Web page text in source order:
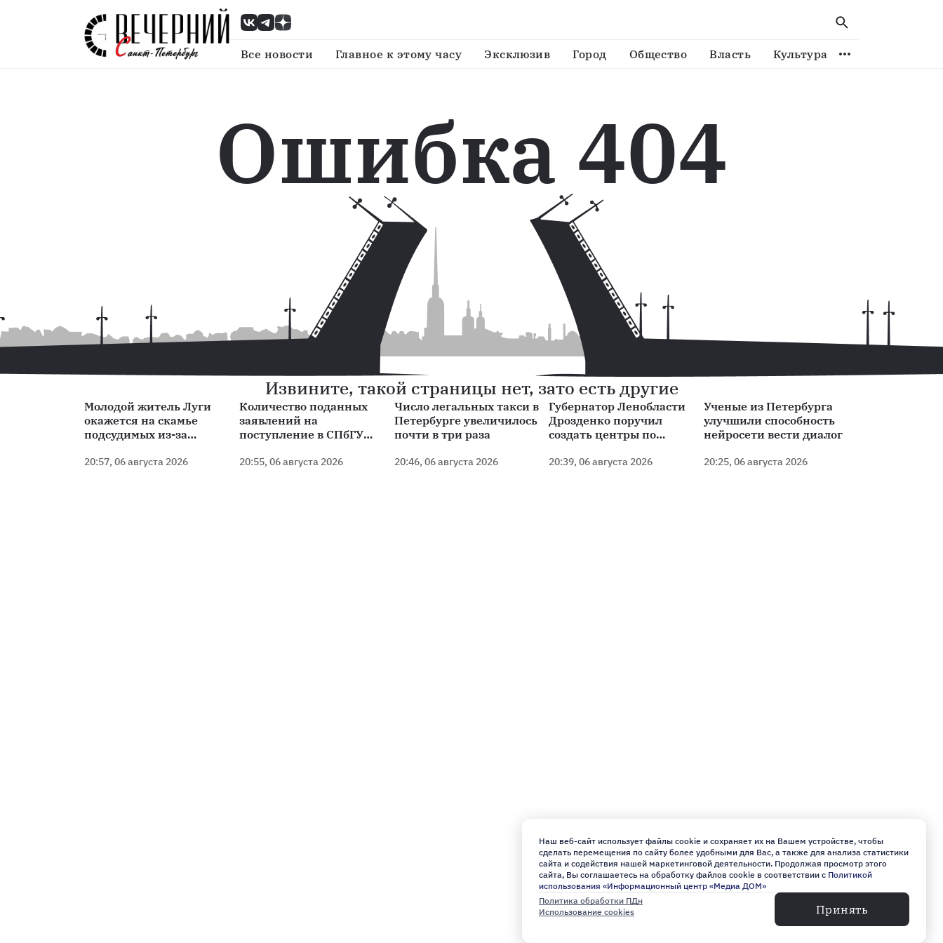
Все новости Главное к этому часу Эксклюзив Город Общество Власть Культура Спорт
Ошибка 404
Извините, такой страницы нет, зато есть другие
Молодой житель Луги
окажется на скамье
подсудимых из-за
карты
20:57, 06 августа 2026
Количество поданных
заявлений на
поступление в СПбГУ
процентов
20:55, 06 августа 2026
Число легальных такси в
Петербурге увеличилось
почти в три раза
20:46, 06 августа 2026
Губернатор Ленобласти
Дрозденко поручил
создать центры по
ветеранов СВО
20:39, 06 августа 2026
Ученые из Петербурга
улучшили способность
нейросети вести диалог
20:25, 06 августа 2026
Наш веб-сайт использует файлы cookie и сохраняет их на Вашем устройстве, чтобы
сделать перемещения по сайту более удобными для Вас, а также для анализа статистики
сайта и содействия нашей маркетинговой деятельности. Продолжая просмотр этого
сайта, Вы соглашаетесь на обработку файлов cookie в соответствии с Политикой
использования «Информационный центр «Медиа ДОМ»
Политика обработки ПДн
Использование cookies
Принять